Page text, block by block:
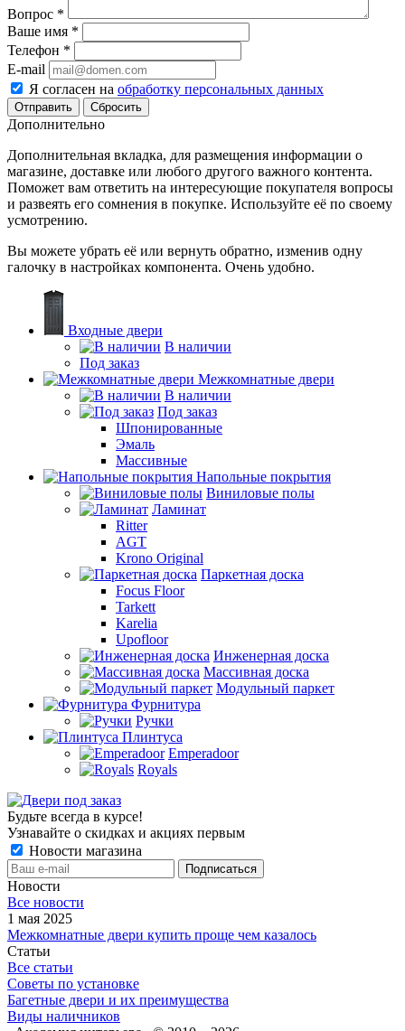
Вопрос *
Ваше имя *
Телефон *
E-mail
Я согласен на обработку персональных данных
Сбросить
Дополнительно
Дополнительная вкладка, для размещения информации о
магазине, доставке или любого другого важного контента.
Поможет вам ответить на интересующие покупателя вопросы
и развеять его сомнения в покупке. Используйте её по своему
усмотрению.
Вы можете убрать её или вернуть обратно, изменив одну
галочку в настройках компонента. Очень удобно.
Входные двери
В наличии
Под заказ
Межкомнатные двери
В наличии
Под заказ
Шпонированные
Эмаль
Массивные
Напольные покрытия
Виниловые полы
Ламинат
Ritter
AGT
Krono Original
Паркетная доска
Focus Floor
Tarkett
Karelia
Upofloor
Инженерная доска
Массивная доска
Модульный паркет
Фурнитура
Ручки
Плинтуса
Emperadoor
Royals
Будьте всегда в курсе!
Узнавайте о скидках и акциях первым
Новости магазина
Новости
Все новости
1 мая 2025
Межкомнатные двери купить проще чем казалось
Статьи
Все статьи
Советы по установке
Багетные двери и их преимущества
Виды наличников